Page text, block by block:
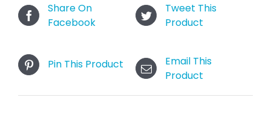
Share On
Facebook
Tweet This
Product
Pin This Product
Email This
Product